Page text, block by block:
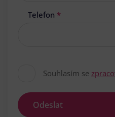
Telefon *
Souhlasím se
Odeslat